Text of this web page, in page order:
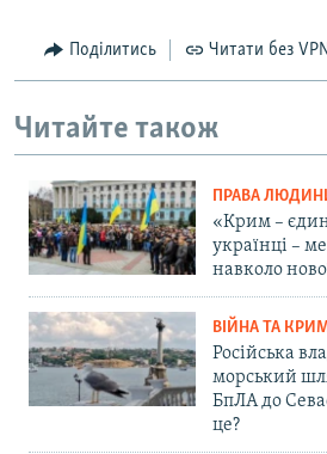
Поділитись Читати без
Читайте також
ПРАВА
«Крим –
українці –
навколо
ВІЙНА ТА
Російська
морський
БпЛА до
це?